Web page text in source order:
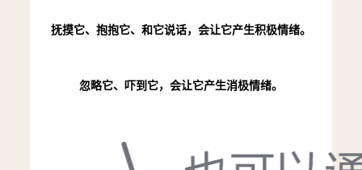
抚摸它、抱抱它、和它说话， 会让它产生积极情绪。
忽略它、吓到它， 会让它产生消极情绪。